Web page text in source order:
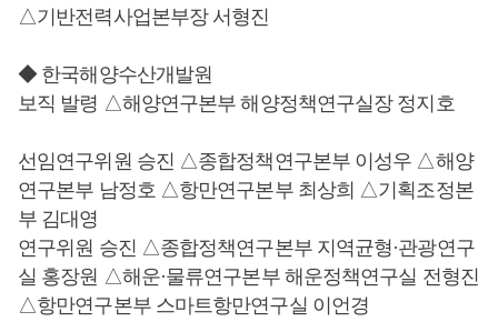
△기반전력사업본부장 서형진
◆ 한국해양수산개발원
보직 발령 △해양연구본부 해양정책연구실장 정지호
선임연구위원 승진 △종합정책연구본부 이성우 △해양
연구본부 남정호 △항만연구본부 최상희 △기획조정본
부 김대영
연구위원 승진 △종합정책연구본부 지역균형·관광연구
실 홍장원 △해운·물류연구본부 해운정책연구실 전형진
△항만연구본부 스마트항만연구실 이언경